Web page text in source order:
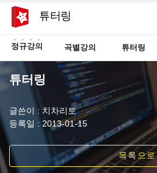
튜터링
정규강의 곡별강의 튜터링
튜터링
글쓴이 : 치차리토
등록일 : 2013-01-15
목록으로